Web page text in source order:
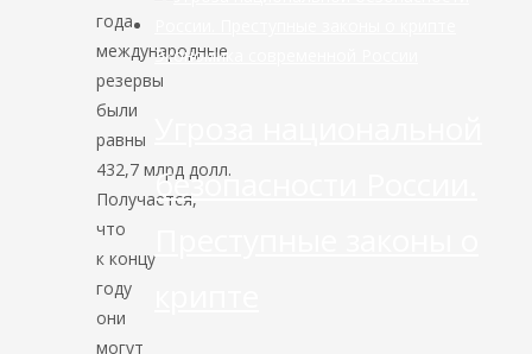
года
международные
резервы
были
равны
432,7 млрд долл.
Получается,
что
к концу
году
они
могут
Экономика современной России
безопасности России.